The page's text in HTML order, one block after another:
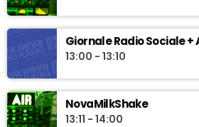
Giornale Radio Sociale
13:00 - 13:10
NovaMilkShake
13:11 - 14:00